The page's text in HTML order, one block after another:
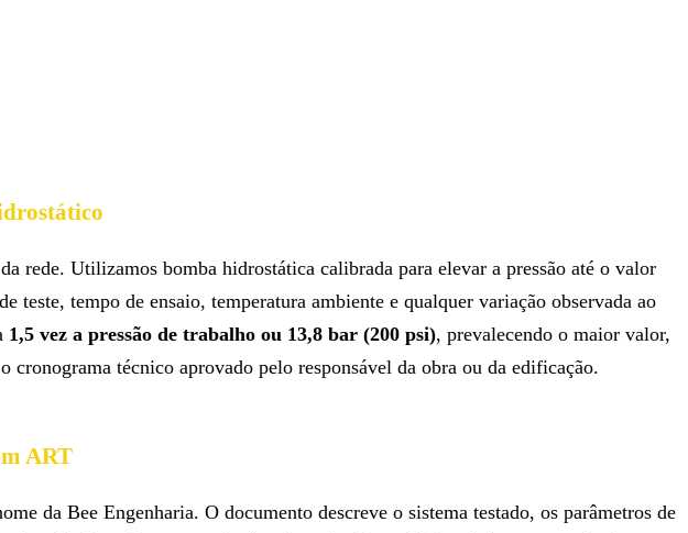
rede. Utilizamos bomba hidrostática calibrada para elevar a pressão até o valor
tempo de ensaio, temperatura ambiente e qualquer variação observada ao
1,5 vez a pressão de trabalho ou 13,8 bar (200 psi), prevalecendo o maior valor,
cronograma técnico aprovado pelo responsável da obra ou da edificação.
ART
da Bee Engenharia. O documento descreve o sistema testado, os parâmetros de